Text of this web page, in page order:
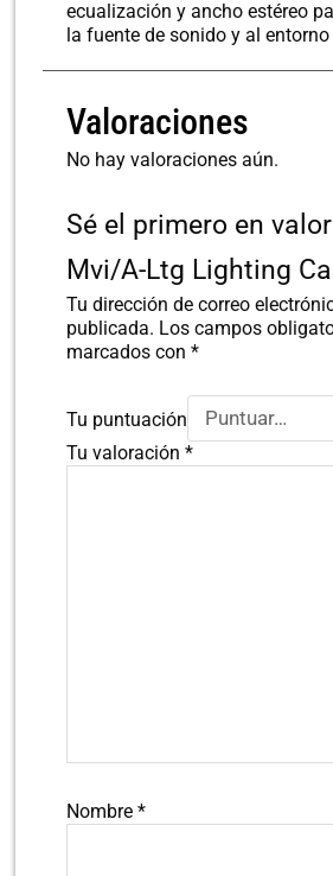
ecualización y ancho estéreo
la fuente de sonido y al
Valoraciones
No hay valoraciones aún.
Sé el primero en
Mvi/A-Ltg Lighting
Tu dirección de correo
publicada. Los campos
marcados con*
Tu puntuación
Tu valoración*
Nombre*